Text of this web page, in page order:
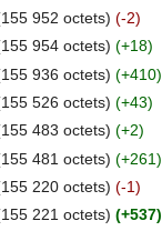
952 octets) (-2)
954 octets) (+18)
936 octets) (+410)
526 octets) (+43)
483 octets) (+2)
481 octets) (+261)
220 octets) (-1)
221 octets) (+537)